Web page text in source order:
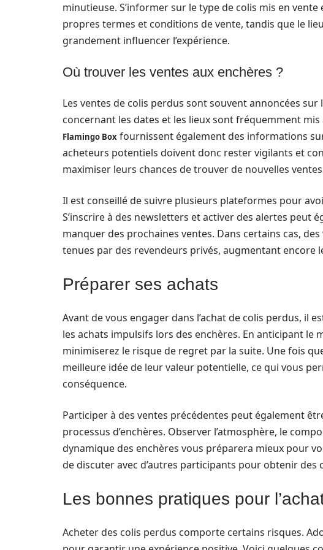
minutieuse. S’informer sur le type de colis mis en
propres termes et conditions de vente, tandis que le
grandement influencer l’expérience.
Où trouver les ventes aux enchères ?
Les ventes de colis perdus sont souvent annoncées
concernant les dates et les lieux sont fréquemment
Flamingo Box fournissent également des informations
acheteurs potentiels doivent donc rester vigilants et
maximiser leurs chances de trouver de nouvelles
Il est conseillé de suivre plusieurs plateformes pour
S’inscrire à des newsletters et activer des alertes peut
manquer des prochaines ventes. Dans certains cas,
tenues par des revendeurs privés, augmentant encore
Préparer ses achats
Avant de vous engager dans l’achat de colis perdus, il
les achats impulsifs lors des enchères. En anticipant le
minimiserez le risque de regret par la suite. Une fois
meilleure idée de leur valeur potentielle, ce qui vous
conséquence.
Participer à des ventes précédentes peut également
processus d’enchères. Observer l’atmosphère, le
dynamique des enchères vous préparera mieux pour
de discuter avec d’autres participants pour obtenir des
Les bonnes pratiques pour
Acheter des colis perdus comporte certains risques.